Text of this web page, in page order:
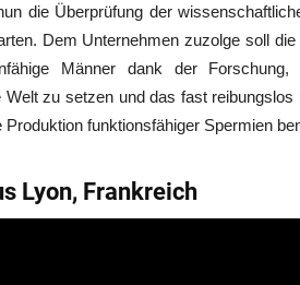
die Überprüfung der
Dem Unternehmen zuzolge soll
Männer dank der
Welt zu setzen und das fast
Produktion funktionsfähiger Spermien
Lyon, Frankreich